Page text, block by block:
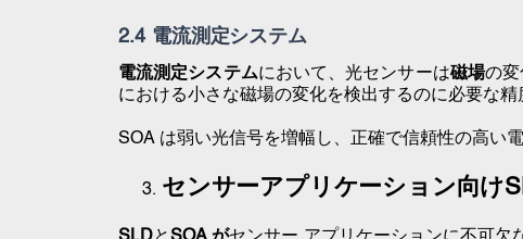
2.4 電流測定システム
電流測定システムにおいて 、光センサーは磁場の
における小さな磁場の変化を検出するのに必要な精
SOA は弱い光信号を増幅し、正確で信頼性の高い
センサーアプリケーション向け